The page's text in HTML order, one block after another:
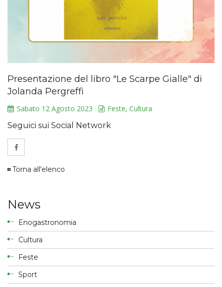
Presentazione del libro "Le Scarpe Gialle" di
Jolanda Pergreffi
Sabato 12 Agosto 2023
Feste, Cultura
Seguici sui Social Network
Torna all'elenco
News
Enogastronomia
Cultura
Feste
Sport